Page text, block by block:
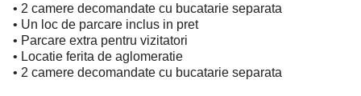
• 2 camere decomandate cu bucatarie separata
• Un loc de parcare inclus in pret
• Parcare extra pentru vizitatori
• Locatie ferita de aglomeratie
• 2 camere decomandate cu bucatarie separata